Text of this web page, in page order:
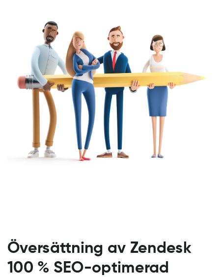
Översättning av Zendesk
100 % SEO-optimerad